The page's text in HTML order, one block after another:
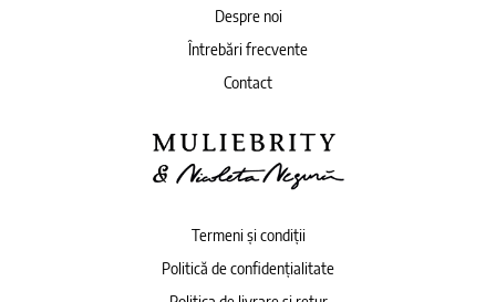
Despre noi
Întrebări frecvente
Contact
Termeni și condiții
Politică de confidențialitate